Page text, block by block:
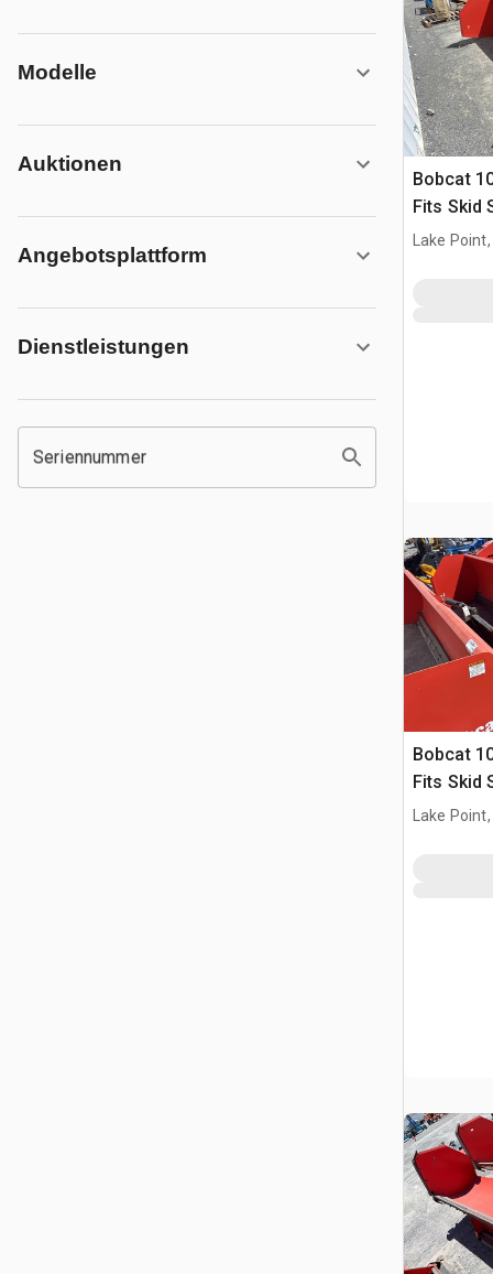
Modelle
Auktionen
Angebotsplattform
Dienstleistungen
Seriennummer
Bobcat
Fits Skid
Lake Point,
Bobcat
Fits Skid
Lake Point,